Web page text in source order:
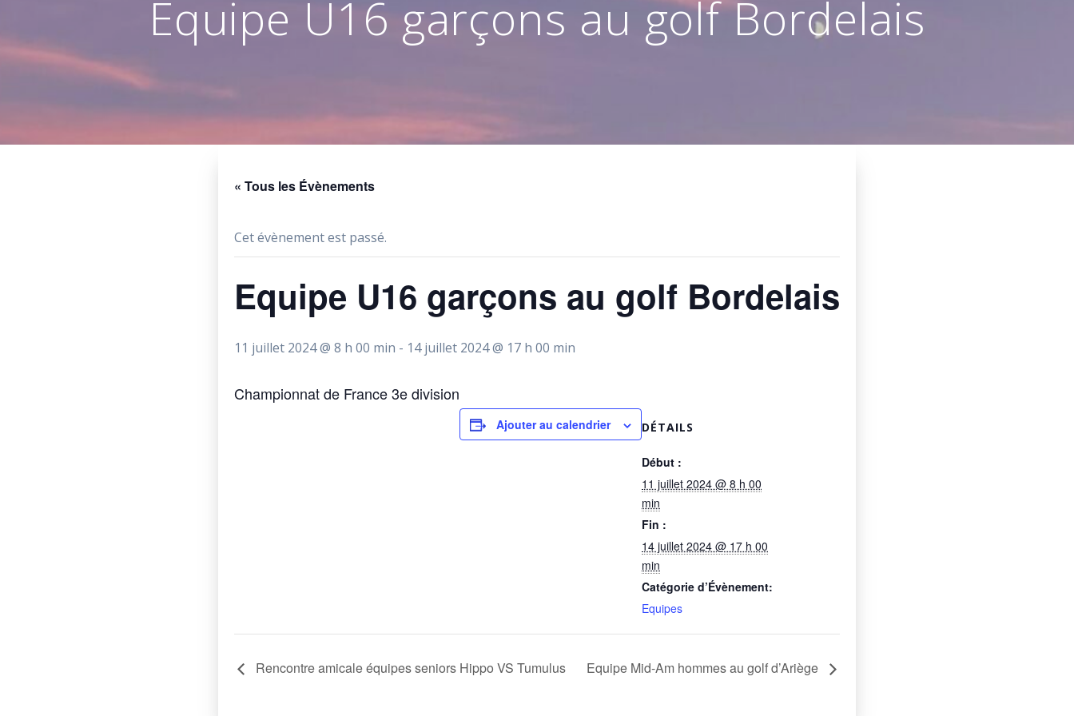
Equipe U16 garçons au golf Bordelais
« Tous les Évènements
Cet évènement est passé.
Equipe U16 garçons au golf Bordelais
11 juillet 2024 @ 8 h 00 min - 14 juillet 2024 @ 17 h 00 min
Championnat de France 3e division
Ajouter au calendrier DÉTAILS
Début :
11 juillet 2024 @ 8 h 00
min
Fin :
14 juillet 2024 @ 17 h 00
min
Catégorie d’Évènement:
Equipes
Rencontre amicale équipes seniors Hippo VS Tumulus Equipe Mid-Am hommes au golf d’Ariège